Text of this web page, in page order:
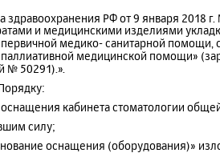
здравоохранения РФ от 9 января 2018
и медицинскими изделиями
медико- санитарной
медицинской помощи»
№ 50291).».
оснащения кабинета стоматологии
силу;
оснащения (оборудования)»